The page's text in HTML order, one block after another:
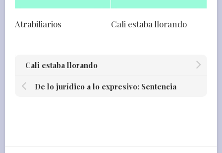
Atrabiliarios Cali estaba llorando
Cali estaba llorando
De lo jurídico a lo expresivo: Sentencia